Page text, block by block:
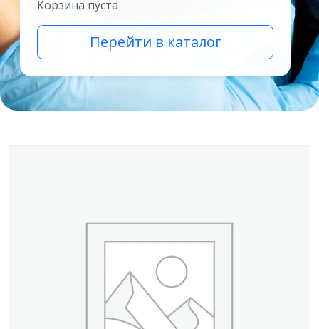
Корзина пуста
Перейти в каталог